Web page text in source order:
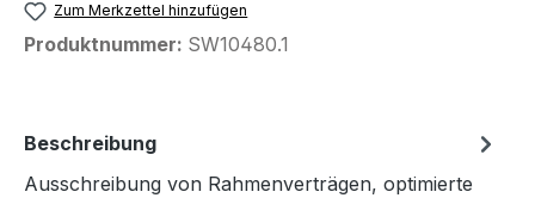
Zum Merkzettel hinzufügen
Produktnummer: SW10480.1
Beschreibung
Ausschreibung von Rahmenverträgen, optimierte